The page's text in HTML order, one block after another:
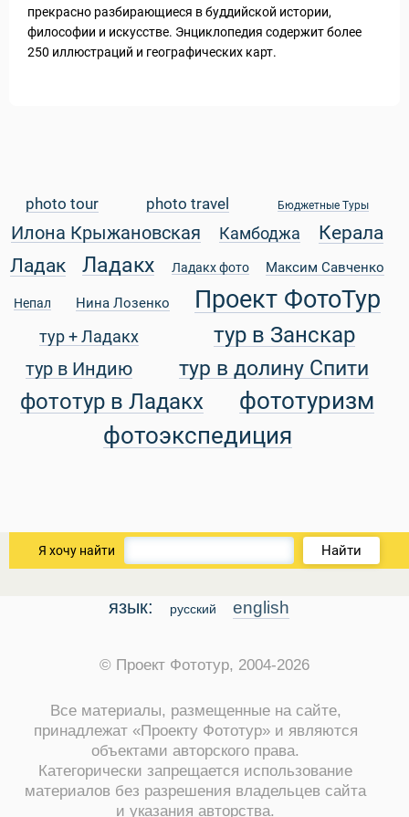
Туры
прекрасно разбирающиеся в буддийской истории,
философии и искусстве. Энциклопедия содержит более
250 иллюстраций и географических карт.
photo tour photo travel Бюджетные Туры
Илона Крыжановская Камбоджа
Керала
Ладак
Ладакх Ладакх фото Максим Савченко
Непал Нина Лозенко Проект ФотоТур
тур + Ладакх тур в Занскар
тур в Индию тур в долину Спити
фототур в Ладакх
фототуризм
фотоэкспедиция
Я хочу найти Найти
язык: русский english
© Проект Фототур, 2004-2026
Все материалы, размещенные на сайте,
принадлежат «Проекту Фототур» и являются
объектами авторского права.
Категорически запрещается использование
материалов без разрешения владельцев сайта
и указания авторства.